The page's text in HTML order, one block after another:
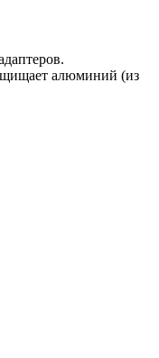
алюминий (из